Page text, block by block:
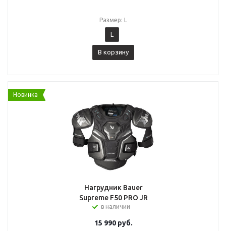
Размер: L
L
В корзину
Новинка
Нагрудник Bauer
Supreme F50 PRO JR
в наличии
15 990руб.